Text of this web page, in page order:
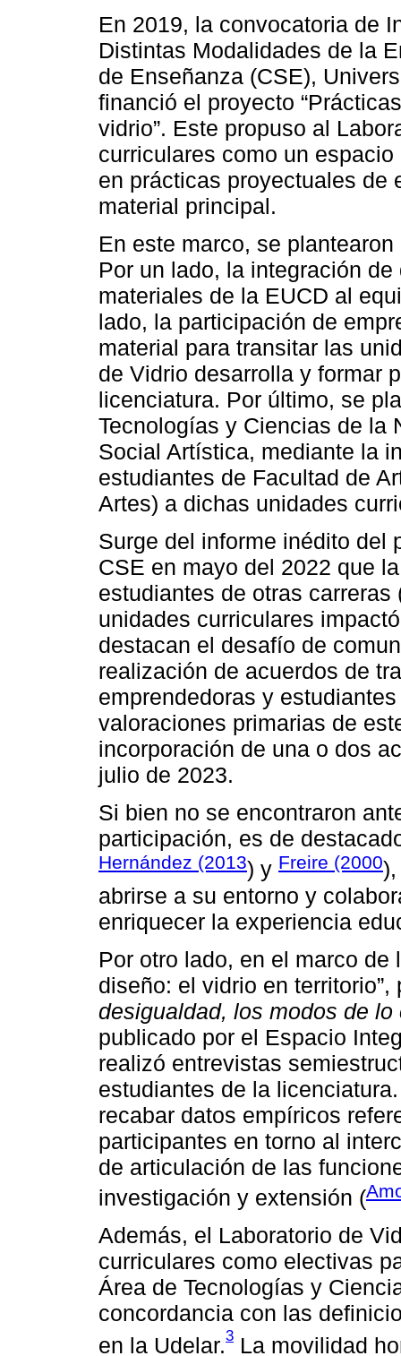
En 2019, la convocatoria de
Distintas Modalidades de la
de Enseñanza (CSE),
financió el proyecto
vidrio”. Este propuso al
curriculares como un
en prácticas proyectuales de
material principal.
En este marco, se
Por un lado, la integración
materiales de la EUCD al
lado, la participación de
material para transitar las
de Vidrio desarrolla y formar
licenciatura. Por último, se
Tecnologías y Ciencias de la
Social Artística, mediante la
estudiantes de Facultad de
Artes) a dichas unidades
Surge del informe inédito del
CSE en mayo del 2022 que
estudiantes de otras
unidades curriculares
destacan el desafío de
realización de acuerdos de
emprendedoras y
valoraciones primarias de
incorporación de una o dos
julio de 2023.
Si bien no se encontraron
participación, es de
Hernández (2013) y Freire (2000
abrirse a su entorno y
enriquecer la experiencia
Por otro lado, en el marco de
diseño: el vidrio en
desigualdad, los modos de
publicado por el Espacio
realizó entrevistas
estudiantes de la
recabar datos empíricos
participantes en torno al
de articulación de las
investigación y extensión (
Además, el Laboratorio de
curriculares como electivas
Área de Tecnologías y
concordancia con las
en la Udelar.3 La movilidad